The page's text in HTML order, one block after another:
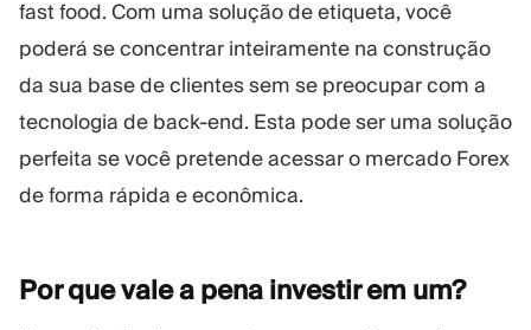
fast food. Com uma solução de etiqueta, você
poderá se concentrar inteiramente na construção
da sua base de clientes sem se preocupar com a
tecnologia de back-end. Esta pode ser uma solução
perfeita se você pretende acessar o mercado Forex
de forma rápida e econômica.
Por que vale a pena investir em um?